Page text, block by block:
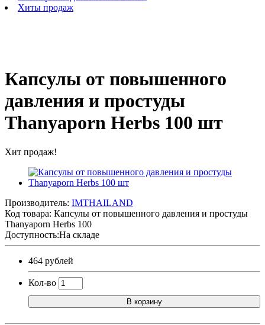
Хиты продаж
Капсулы от повышенного
давления и простуды
Thanyaporn Herbs 100 шт
Хит продаж!
Производитель: IMTHAILAND
Код товара: Капсулы от повышенного давления и простуды
Thanyaporn Herbs 100
Доступность:На складе
464 рублей
Кол-во
В корзину